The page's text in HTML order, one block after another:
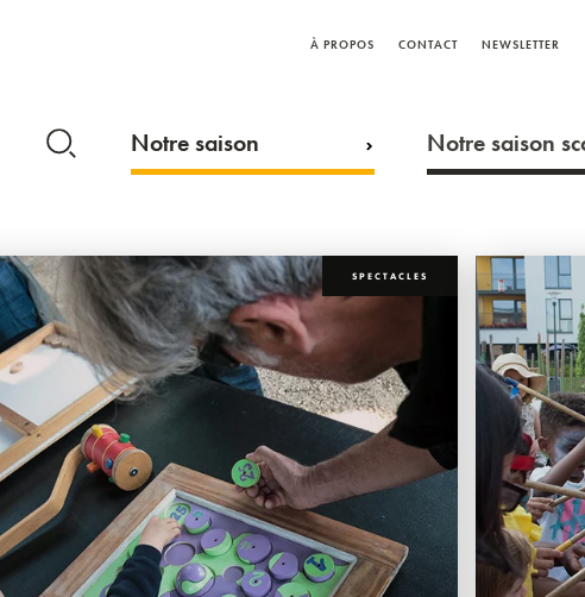
À PROPOS CONTACT NEWSLETTER
Notre saison Notre saison
SPECTACLES